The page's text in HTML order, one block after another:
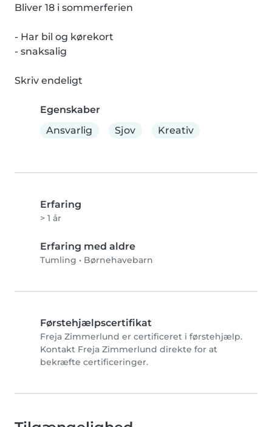
Bliver 18 i sommerferien
- Har bil og kørekort
- snaksalig
Skriv endeligt
Egenskaber
Ansvarlig
Sjov Kreativ
Erfaring
> 1 år
Erfaring med aldre
Tumling • Børnehavebarn
Førstehjælpscertifikat
Freja Zimmerlund er certificeret i førstehjælp.
Kontakt Freja Zimmerlund direkte for at
bekræfte certificeringer.